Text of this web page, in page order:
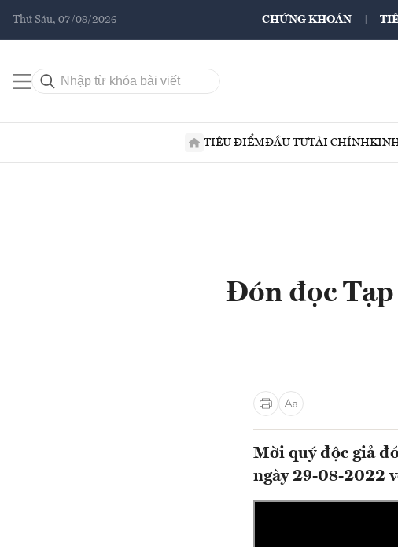
Thứ Sáu, 07/08/2026 CHỨNG KHOÁN
TIÊU ĐIỂMĐẦU TƯTÀI CHÍNH
Đón đọc
Mời quý độc giả
ngày 29-08-2022